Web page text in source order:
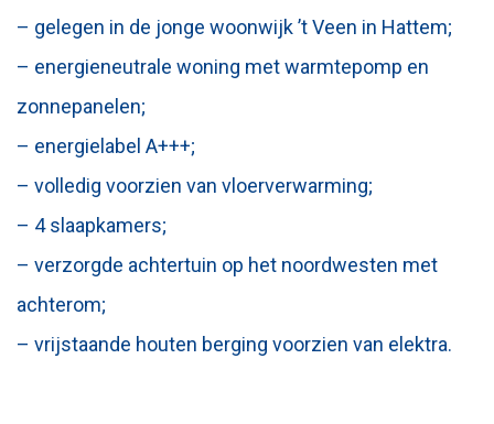
– gelegen in de jonge woonwijk ’t Veen in Hattem;
– energieneutrale woning met warmtepomp en
zonnepanelen;
– energielabel A+++;
– volledig voorzien van vloerverwarming;
– 4 slaapkamers;
– verzorgde achtertuin op het noordwesten met
achterom;
– vrijstaande houten berging voorzien van elektra.